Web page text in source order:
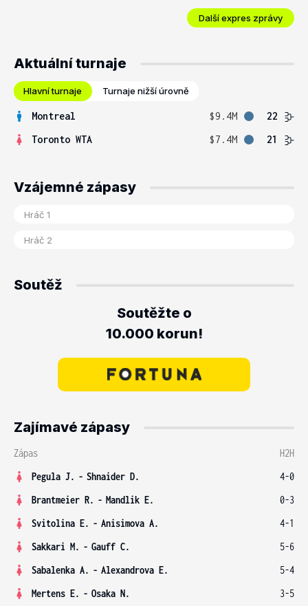
Další expres zprávy
Aktuální turnaje
Hlavní turnaje Turnaje nižší úrovně
Montreal $9.4M
22
Toronto WTA
$7.4M 21
Vzájemné zápasy
Soutěž
Soutěžte o
10.000 korun!
Zajímavé zápasy
Zápas
H2H
Pegula J. - Shnaider D.
4-0
Brantmeier R. - Mandlik E.
0-3
Svitolina E. - Anisimova A.
4-1
Sakkari M. - Gauff C.
5-6
Sabalenka A. - Alexandrova E.
5-4
Mertens E. - Osaka N. 3-5